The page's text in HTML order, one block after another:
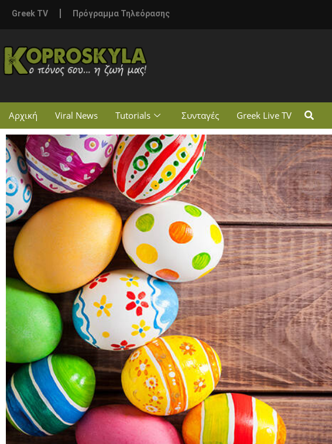
Greek TV Πρόγραμμα Τηλεόρασης
Αρχική Viral News Tutorials Συνταγές Greek Live TV